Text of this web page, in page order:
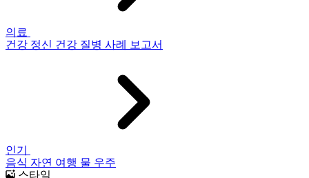
의료
건강 정신 건강 질병 사례 보고서
인기
음식 자연 여행 물 우주
스타일